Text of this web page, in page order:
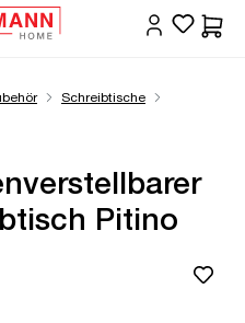
Schreibtische
Pitino